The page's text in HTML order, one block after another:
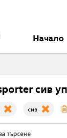
Началo
сив
сив